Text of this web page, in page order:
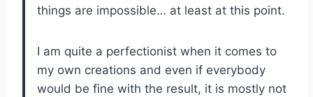
things are impossible… at least at this point.
I am quite a perfectionist when it comes to
my own creations and even if everybody
would be fine with the result, it is mostly not